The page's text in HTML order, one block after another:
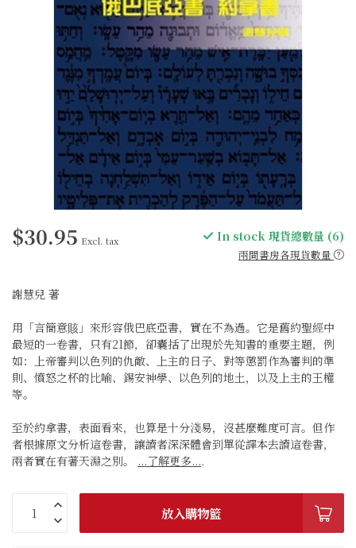
$30.95 Excl. tax In stock 現貨總數量 (6)
兩間書房各現貨數量
謝慧兒 著
用「言簡意賅」來形容俄巴底亞書，實在不為過。它是舊約聖經中
最短的一卷書，只有21節，卻囊括了出現於先知書的重要主題，例
如：上帝審判以色列的仇敵、上主的日子、對等懲罰作為審判的準
則、憤怒之杯的比喻、錫安神學、以色列的地土，以及上主的王權
等。
至於約拿書，表面看來，也算是十分淺易，沒甚麼難度可言。但作
者根據原文分析這卷書，讓讀者深深體會到單從譯本去讀這卷書，
兩者實在有著天淵之別。 ...了解更多....
放入購物籃